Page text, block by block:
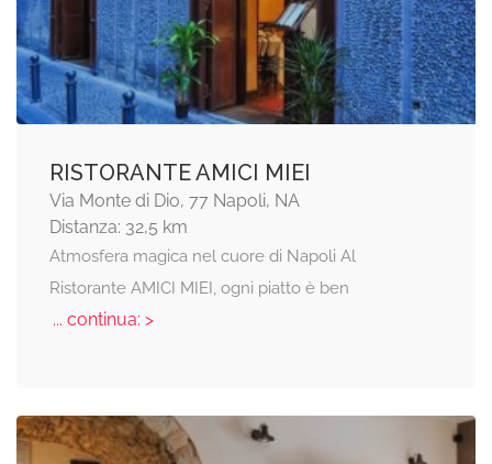
RISTORANTE AMICI MIEI
Via Monte di Dio, 77 Napoli, NA
Distanza: 32,5 km
Atmosfera magica nel cuore di Napoli Al
Ristorante AMICI MIEI, ogni piatto è ben
... continua: >